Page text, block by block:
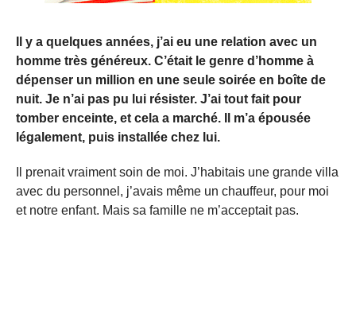
Il y a quelques années, j’ai eu une relation avec un
homme très généreux. C’était le genre d’homme à
dépenser un million en une seule soirée en boîte de
nuit. Je n’ai pas pu lui résister. J’ai tout fait pour
tomber enceinte, et cela a marché. Il m’a épousée
légalement, puis installée chez lui.
Il prenait vraiment soin de moi. J’habitais une grande villa
avec du personnel, j’avais même un chauffeur, pour moi
et notre enfant. Mais sa famille ne m’acceptait pas.